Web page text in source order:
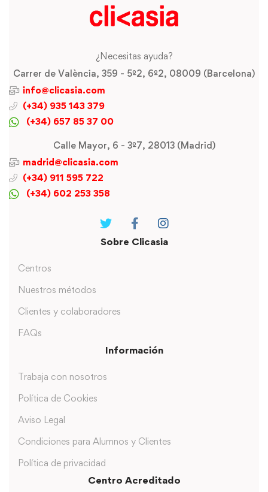
¿Necesitas ayuda?
Carrer de València, 359 - 5º2, 6º2, 08009 (Barcelona)
info@clicasia.com
(+34) 935 143 379
(+34) 657 85 37 00
Calle Mayor, 6 - 3º7, 28013 (Madrid)
madrid@clicasia.com
(+34) 911 595 722
(+34) 602 253 358
Sobre Clicasia
Centros
Nuestros métodos
Clientes y colaboradores
FAQs
Información
Trabaja con nosotros
Política de Cookies
Aviso Legal
Condiciones para Alumnos y Clientes
Política de privacidad
Centro Acreditado